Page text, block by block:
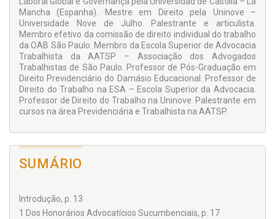
incisos XXXV e LXXIV da Constituição Federal.
Mancha (Espanha). Mestre em Direito pela Uninove –
Universidade Nove de Julho. Palestrante e articulista.
Membro efetivo da comissão de direito individual do trabalho
da OAB São Paulo. Membro da Escola Superior de Advocacia
Trabalhista da AATSP – Associação dos Advogados
Trabalhistas de São Paulo. Professor de Pós-Graduação em
Direito Previ­denciário do Damásio Edu­cacional. Professor de
Direito do Trabalho na ESA – Escola Superior da Advocacia.
Professor de Direito do Trabalho na Uninove. Palestrante em
cursos na área Previdenciária e Trabalhista na AATSP.
SUMÁRIO
Introdução, p. 13
1 Dos Honorários Advocatícios Sucumbenciais, p. 17